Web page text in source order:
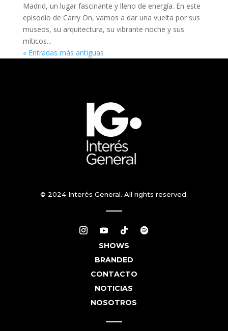
Madrid, un lugar fascinante y lleno de energía. En este
episodio de Carry On, vamos a dar una vuelta por sus
museos, su arquitectura, su vibrante noche y sus
míticos...
« Entradas más antiguas
© 2024 Interés General. All rights reserved.
SHOWS
BRANDED
CONTACTO
NOTICIAS
NOSOTROS